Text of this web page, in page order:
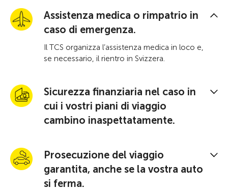
Assistenza medica o rimpatrio in
caso di emergenza.
Il TCS organizza l’assistenza medica in loco e,
se necessario, il rientro in Svizzera.
Sicurezza finanziaria nel caso in
cui i vostri piani di viaggio
cambino inaspettatamente.
Prosecuzione del viaggio
garantita, anche se la vostra auto
si ferma.